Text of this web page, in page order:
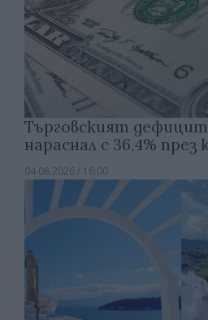
Търговският
нараснал с 36,4% през
04.08.2026 / 16:00